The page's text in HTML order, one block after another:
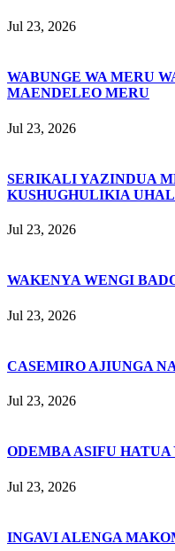
Jul 23, 2026
WABUNGE WA MERU
MAENDELEO MERU
Jul 23, 2026
SERIKALI YAZINDUA
KUSHUGHULIKIA
Jul 23, 2026
WAKENYA WENGI
Jul 23, 2026
CASEMIRO AJIUNGA
Jul 23, 2026
ODEMBA ASIFU
Jul 23, 2026
INGAVI ALENGA